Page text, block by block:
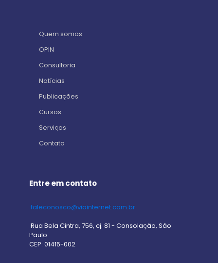
Quem somos
OPIN
Consultoria
Notícias
Publicações
Cursos
Serviços
Contato
Entre em contato
faleconosco@viainternet.com.br
Rua Bela Cintra, 756, cj. 81 - Consolação, São
Paulo
CEP: 01415-002